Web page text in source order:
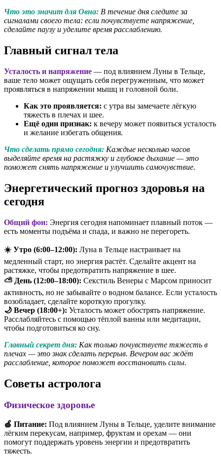
Что это значит для Овна: В течение дня следите за
сигналами своего тела: если почувствуете напряжение,
сделайте паузу и уделите время расслаблению.
Главный сигнал тела
Усталость и напряжение — под влиянием Луны в Тельце,
ваше тело может ощущать себя перегруженным, что может
проявляться в напряжении мышц и головной боли.
Как это проявляется: с утра вы замечаете лёгкую
тяжесть в плечах и шее.
Ещё один признак: к вечеру может появиться усталость
и желание избегать общения.
Что сделать прямо сегодня: Каждые несколько часов
выделяйте время на растяжку и глубокое дыхание — это
поможет снять напряжение и улучшить самочувствие.
Энергетический прогноз здоровья на
сегодня
Общий фон: Энергия сегодня напоминает плавный поток —
есть моменты подъёма и спада, и важно не перегореть.
☀️ Утро (6:00–12:00): Луна в Тельце настраивает на
медленный старт, но энергия растёт. Сделайте акцент на
растяжке, чтобы предотвратить напряжение в шее.
⛅ День (12:00–18:00): Секстиль Венеры с Марсом приносит
активность, но не забывайте о водном балансе. Если усталость
возобладает, сделайте короткую прогулку.
🌙 Вечер (18:00+): Усталость может обострять напряжение.
Расслабляйтесь с помощью тёплой ванны или медитации,
чтобы подготовиться ко сну.
Главный секрет дня: Как только почувствуете тяжесть в
плечах — это знак сделать перерыв. Вечером вас ждёт
расслабление, которое поможет восстановить силы.
Советы астролога
Физическое здоровье
🍏 Питание: Под влиянием Луны в Тельце, уделите внимание
лёгким перекусам, например, фруктам и орехам — они
помогут поддержать уровень энергии и предотвратить
тяжесть.